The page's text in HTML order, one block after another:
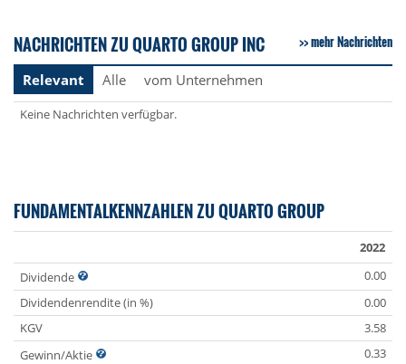
NACHRICHTEN ZU QUARTO GROUP INC mehr Nachrichten
Relevant Alle vom Unternehmen
Keine Nachrichten verfügbar.
FUNDAMENTALKENNZAHLEN ZU QUARTO GROUP
2022
Dividende
0.00
Dividendenrendite (in %)
0.00
KGV
3.58
Gewinn/Aktie
0.33